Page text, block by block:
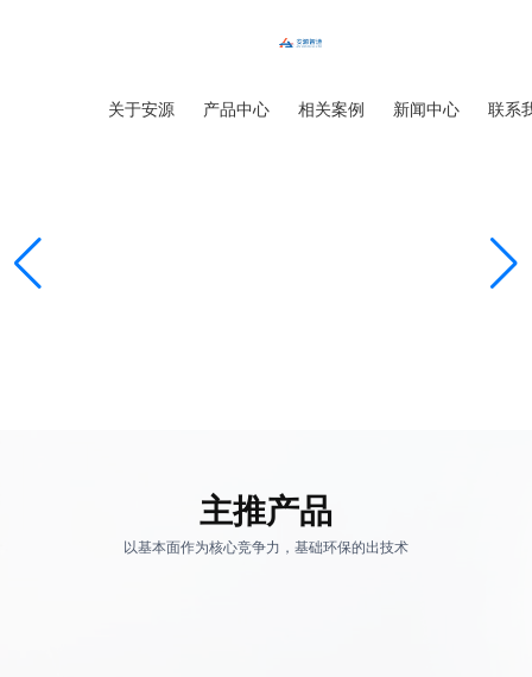
关于安源 产品中心 相关案例 新闻中心 联系
主推产品
以基本面作为核心竞争力，基础环保的出技术